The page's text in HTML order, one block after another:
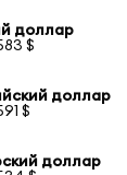
доллар
$
доллар
$
доллар